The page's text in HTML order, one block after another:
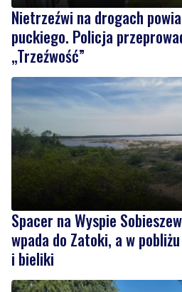
Nietrzeźwi na drogach
puckiego. Policja
„Trzeźwość”
Spacer na Wyspie
wpada do Zatoki, a w
i bieliki